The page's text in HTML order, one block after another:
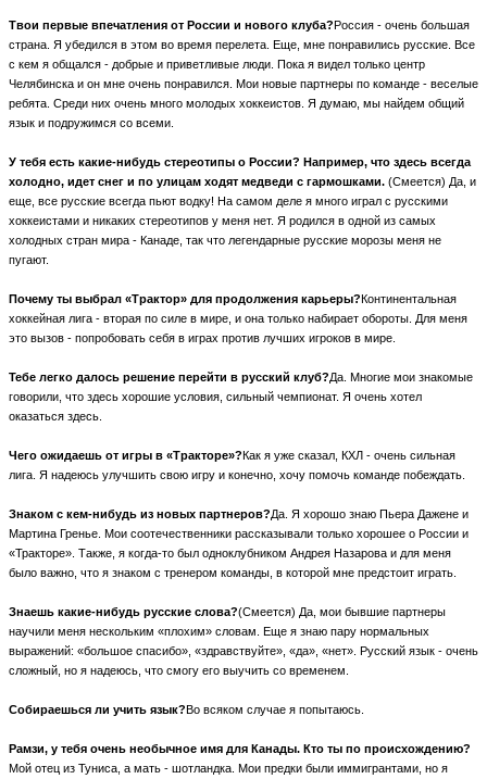
Твои первые впечатления от России и нового клуба?Россия - очень большая
страна. Я убедился в этом во время перелета. Еще, мне понравились русские. Все
с кем я общался - добрые и приветливые люди. Пока я видел только центр
Челябинска и он мне очень понравился. Мои новые партнеры по команде - веселые
ребята. Среди них очень много молодых хоккеистов. Я думаю, мы найдем общий
язык и подружимся со всеми.
У тебя есть какие-нибудь стереотипы о России? Например, что здесь всегда
холодно, идет снег и по улицам ходят медведи с гармошками. (Смеется) Да, и
еще, все русские всегда пьют водку! На самом деле я много играл с русскими
хоккеистами и никаких стереотипов у меня нет. Я родился в одной из самых
холодных стран мира - Канаде, так что легендарные русские морозы меня не
пугают.
Почему ты выбрал «Трактор» для продолжения карьеры?Континентальная
хоккейная лига - вторая по силе в мире, и она только набирает обороты. Для меня
это вызов - попробовать себя в играх против лучших игроков в мире.
Тебе легко далось решение перейти в русский клуб?Да. Многие мои знакомые
говорили, что здесь хорошие условия, сильный чемпионат. Я очень хотел
оказаться здесь.
Чего ожидаешь от игры в «Тракторе»?Как я уже сказал, КХЛ - очень сильная
лига. Я надеюсь улучшить свою игру и конечно, хочу помочь команде побеждать.
Знаком с кем-нибудь из новых партнеров?Да. Я хорошо знаю Пьера Дажене и
Мартина Гренье. Мои соотечественники рассказывали только хорошее о России и
«Тракторе». Также, я когда-то был одноклубником Андрея Назарова и для меня
было важно, что я знаком с тренером команды, в которой мне предстоит играть.
Знаешь какие-нибудь русские слова?(Смеется) Да, мои бывшие партнеры
научили меня нескольким «плохим» словам. Еще я знаю пару нормальных
выражений: «большое спасибо», «здравствуйте», «да», «нет». Русский язык - очень
сложный, но я надеюсь, что смогу его выучить со временем.
Собираешься ли учить язык?Во всяком случае я попытаюсь.
Рамзи, у тебя очень необычное имя для Канады. Кто ты по происхождению?
Мой отец из Туниса, а мать - шотландка. Мои предки были иммигрантами, но я